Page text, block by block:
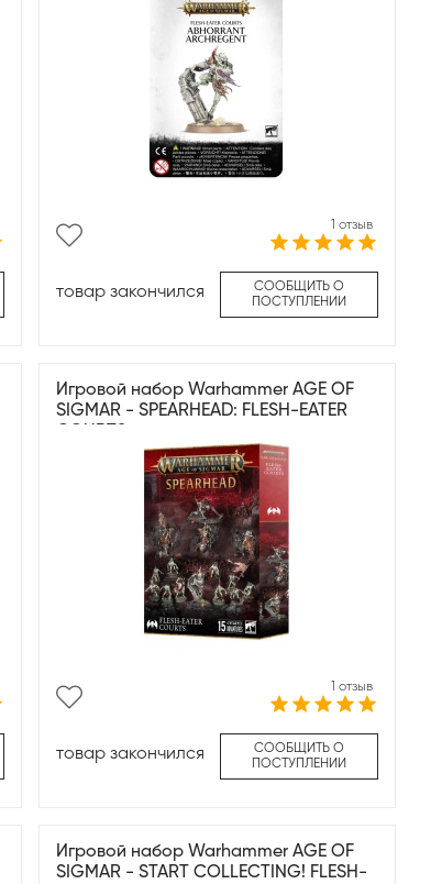
1 отзыв
товар закончился
СООБЩИТЬ О
ПОСТУПЛЕНИИ
Игровой набор Warhammer AGE OF
SIGMAR - SPEARHEAD: FLESH-EATER
1 отзыв
товар закончился
СООБЩИТЬ О
ПОСТУПЛЕНИИ
Игровой набор Warhammer AGE OF
SIGMAR - START COLLECTING! FLESH-